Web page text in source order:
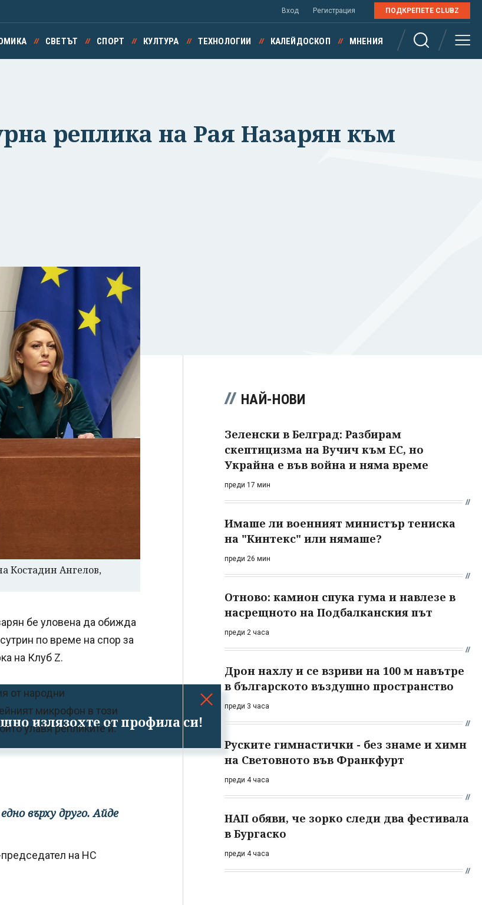
излязохте от профила си!
Вход Регистрация ПОДКРЕПЕТЕ CLUBZ
СВЕТЪТ СПОРТ КУЛТУРА ТЕХНОЛОГИИ КАЛЕЙДОСКОП МНЕНИЯ
реплика на Рая Назарян към
Костадин Ангелов,
бе уловена да обижда
по време на спор за
на Клуб Z.
от народни
микрофон в този
улавя репликите ѝ.
върху друго. Айде
на НС
НАЙ-НОВИ
Зеленски в Белград: Разбирам
скептицизма на Вучич към ЕС, но
Украйна е във война и няма време
преди 17 мин
Имаше ли военният министър тениска
на "Кинтекс" или нямаше?
преди 26 мин
Отново: камион спука гума и навлезе в
насрещното на Подбалканския път
преди 2 часа
Дрон нахлу и се взриви на 100 м навътре
в българското въздушно пространство
преди 3 часа
Руските гимнастички - без знаме и химн
на Световното във Франкфурт
преди 4 часа
НАП обяви, че зорко следи два фестивала
в Бургаско
преди 4 часа